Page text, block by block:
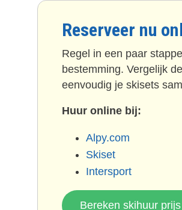
Reserveer nu
Regel in een paar
bestemming. Vergelijk
eenvoudig je skisets
Huur online bij:
Alpy.com
Skiset
Intersport
Bereken skihuur prijs